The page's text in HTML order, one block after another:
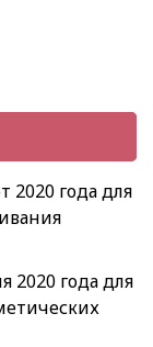
2020 года для
2020 года для